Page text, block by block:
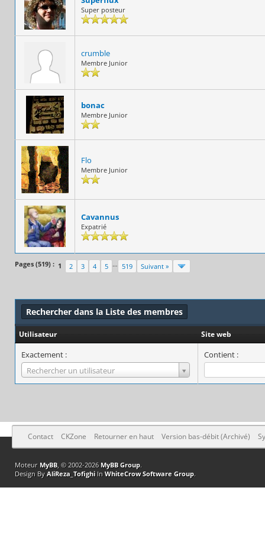
Super posteur
crumble
Membre Junior
bonac
Membre Junior
Flo
Membre Junior
Cavannus
Expatrié
Pages (519) : 1 2 3 4 5 … 519 Suivant »
Rechercher dans la Liste des membres
Utilisateur Site web
Exactement :
Rechercher un utilisateur
Utilisateur
Contient :
Contact CKZone Retourner en haut Version bas-débit (Archivé)
Moteur MyBB, © 2002-2026 MyBB Group.
Design By AliReza_TofighiIn WhiteCrow Software Group.